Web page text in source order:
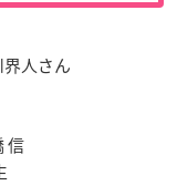
人さん
信